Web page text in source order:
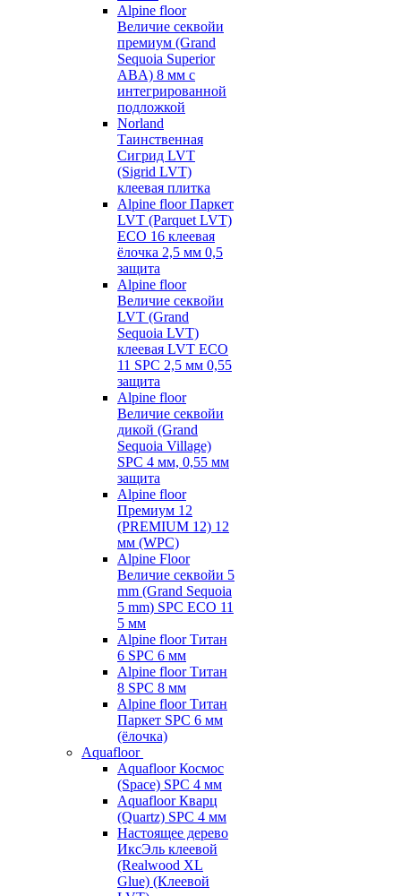
Alpine floor
Величие секвойи
премиум (Grand
Sequoia Superior
ABA) 8 мм с
интегрированной
подложкой
Norland
Таинственная
Сигрид LVT
(Sigrid LVT)
клеевая плитка
Alpine floor Паркет
LVT (Parquet LVT)
ECO 16 клеевая
ёлочка 2,5 мм 0,5
защита
Alpine floor
Величие секвойи
LVT (Grand
Sequoia LVT)
клеевая LVT ECO
11 SPC 2,5 мм 0,55
защита
Alpine floor
Величие секвойи
дикой (Grand
Sequoia Village)
SPC 4 мм, 0,55 мм
защита
Alpine floor
Премиум 12
(PREMIUM 12) 12
мм (WPC)
Alpine Floor
Величие секвойи 5
mm (Grand Sequoia
5 mm) SPC ECO 11
5 мм
Alpine floor Титан
6 SPC 6 мм
Alpine floor Титан
8 SPC 8 мм
Alpine floor Титан
Паркет SPC 6 мм
(ёлочка)
Aquafloor
Aquafloor Космос
(Space) SPC 4 мм
Aquafloor Кварц
(Quartz) SPC 4 мм
Настоящее дерево
ИксЭль клеевой
(Realwood XL
Glue) (Клеевой